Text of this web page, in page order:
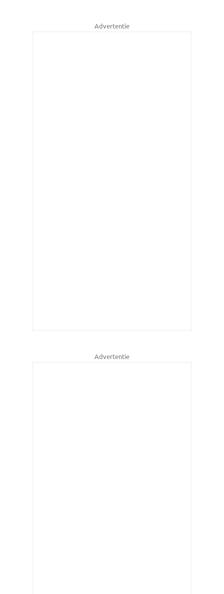
Advertentie
Advertentie